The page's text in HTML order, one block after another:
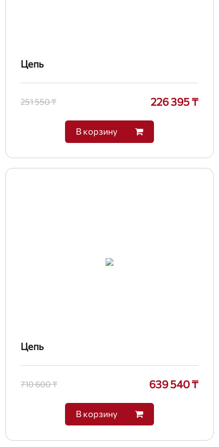
Цепь
251 550 ₸ 226 395 ₸
В корзину
Цепь
710 600 ₸ 639 540 ₸
В корзину